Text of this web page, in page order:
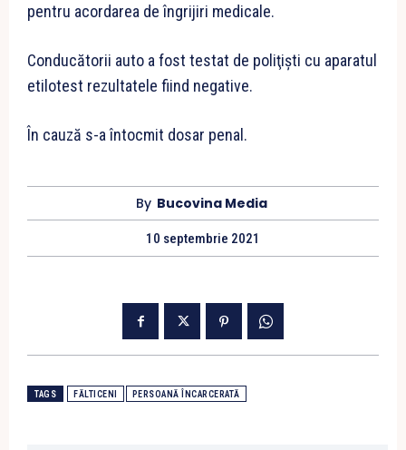
pentru acordarea de îngrijiri medicale.
Conducătorii auto a fost testat de poliţişti cu aparatul
etilotest rezultatele fiind negative.
În cauză s-a întocmit dosar penal.
By Bucovina Media
10 septembrie 2021
TAGS FĂLTICENI PERSOANĂ ÎNCARCERATĂ